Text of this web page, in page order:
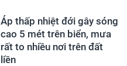
Áp thấp nhiệt đới gây sóng
cao 5 mét trên biển, mưa
rất to nhiều nơi trên đất
liền